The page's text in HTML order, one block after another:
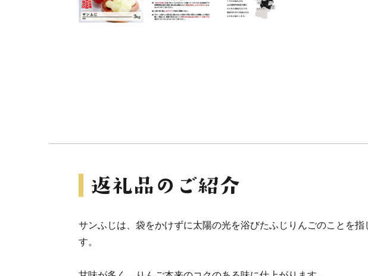
サンふじは、袋をかけずに太陽の光を浴びたふじりんごのことを指
す。